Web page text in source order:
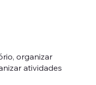
organizar
atividades